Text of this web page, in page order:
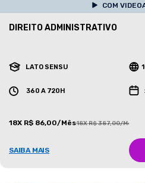
COM
DIREITO ADMINISTRATIVO
LATO SENSU
360 A 720H
18X R$ 86,00/Mês18X R$ 387,00/Mês
SAIBA MAIS